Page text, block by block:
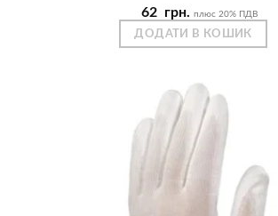
62 грн. плюс 20% ПДВ
ДОДАТИ В КОШИК